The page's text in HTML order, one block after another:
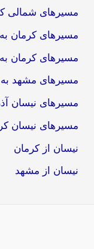
مسیرهای شمالی
مسیرهای کرمان
مسیرهای کرمان به
مسیرهای مشهد به
مسیرهای نیسان
مسیرهای نیسان
نیسان از کرمان
نیسان از مشهد